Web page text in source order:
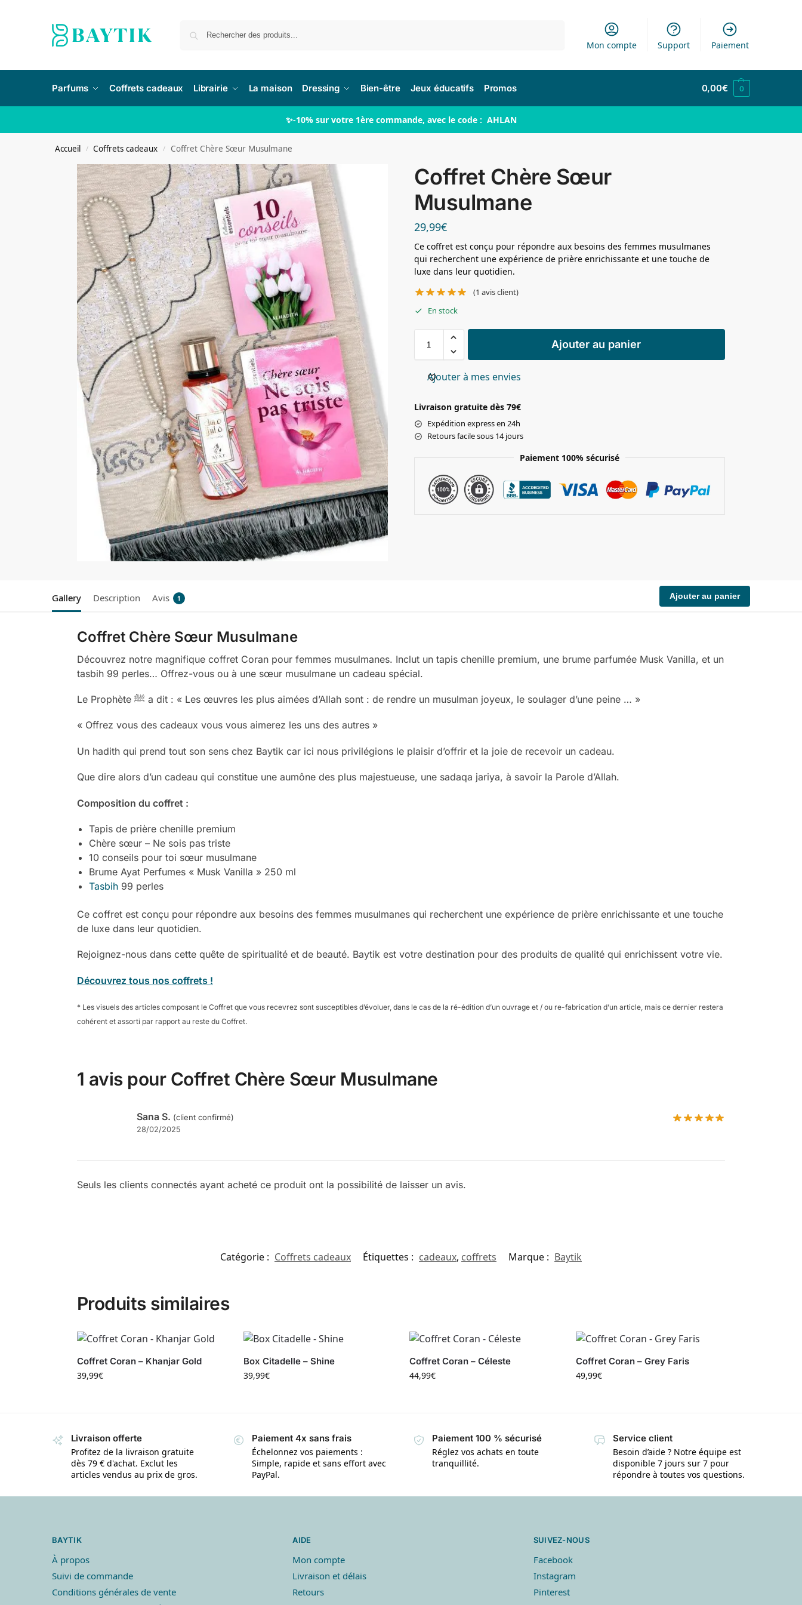
Mon compte Support Paiement
Parfums Coffrets cadeaux Librairie La maison Dressing Bien-être Jeux éducatifs Promos 0,00€ 0
✨-10% sur votre 1ère commande, avec le code : AHLAN
Accueil / Coffrets cadeaux / Coffret Chère Sœur Musulmane
Coffret Chère Sœur
Musulmane
29,99€
Ce coffret est conçu pour répondre aux besoins des femmes musulmanes
qui recherchent une expérience de prière enrichissante et une touche de
luxe dans leur quotidien.
(1 avis client)
En stock
Ajouter au panier
Ajouter à mes envies
Livraison gratuite dès 79€
Expédition express en 24h
Retours facile sous 14 jours
Paiement 100% sécurisé
Gallery Description Avis 1 Ajouter au panier
Coffret Chère Sœur Musulmane
Découvrez notre magnifique coffret Coran pour femmes musulmanes. Inclut un tapis chenille premium, une brume parfumée Musk Vanilla, et un
tasbih 99 perles… Offrez-vous ou à une sœur musulmane un cadeau spécial.
Le Prophète ﷺ a dit : « Les œuvres les plus aimées d’Allah sont : de rendre un musulman joyeux, le soulager d’une peine … »
« Offrez vous des cadeaux vous vous aimerez les uns des autres »
Un hadith qui prend tout son sens chez Baytik car ici nous privilégions le plaisir d’offrir et la joie de recevoir un cadeau.
Que dire alors d’un cadeau qui constitue une aumône des plus majestueuse, une sadaqa jariya, à savoir la Parole d’Allah.
Composition du coffret :
Tapis de prière chenille premium
Chère sœur – Ne sois pas triste
10 conseils pour toi sœur musulmane
Brume Ayat Perfumes « Musk Vanilla » 250 ml
Tasbih99 perles
Ce coffret est conçu pour répondre aux besoins des femmes musulmanes qui recherchent une expérience de prière enrichissante et une touche
de luxe dans leur quotidien.
Rejoignez-nous dans cette quête de spiritualité et de beauté. Baytik est votre destination pour des produits de qualité qui enrichissent votre vie.
Découvrez tous nos coffrets !
* Les visuels des articles composant le Coffret que vous recevrez sont susceptibles d’évoluer, dans le cas de la ré-édition d’un ouvrage et / ou re-fabrication d’un article, mais ce dernier restera
cohérent et assorti par rapport au reste du Coffret.
1 avis pour Coffret Chère Sœur Musulmane
Sana S. (client confirmé)
28/02/2025
Seuls les clients connectés ayant acheté ce produit ont la possibilité de laisser un avis.
Catégorie : Coffrets cadeaux Étiquettes : cadeaux, coffrets Marque : Baytik
Produits similaires
Coffret Coran – Khanjar Gold
39,99€
Box Citadelle – Shine
39,99€
Coffret Coran – Céleste
44,99€
Coffret Coran – Grey Faris
49,99€
Livraison offerte
Profitez de la livraison gratuite
dès 79 € d'achat. Exclut les
articles vendus au prix de gros.
Paiement 4x sans frais
Échelonnez vos paiements :
Simple, rapide et sans effort avec
PayPal.
Paiement 100 % sécurisé
Réglez vos achats en toute
tranquillité.
Service client
Besoin d’aide ? Notre équipe est
disponible 7 jours sur 7 pour
répondre à toutes vos questions.
BAYTIK
À propos
Suivi de commande
Conditions générales de vente
AIDE
Mon compte
Livraison et délais
Retours
SUIVEZ-NOUS
Facebook
Instagram
Pinterest